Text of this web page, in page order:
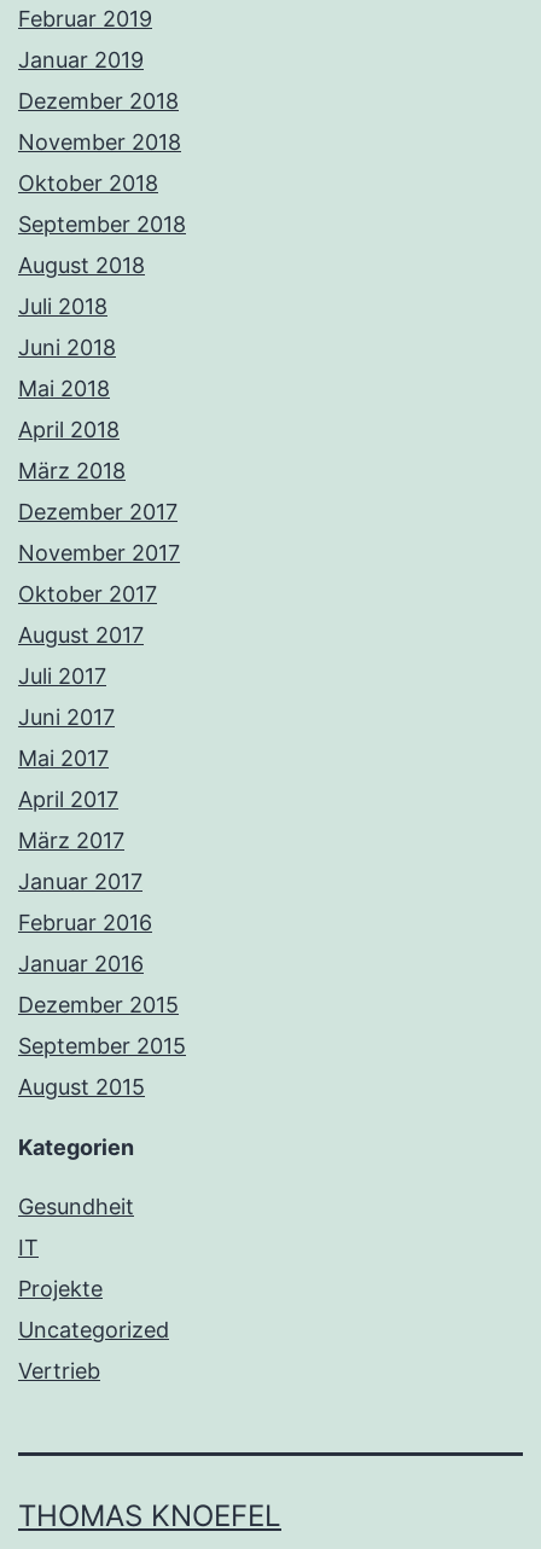
Februar 2019
Januar 2019
Dezember 2018
November 2018
Oktober 2018
September 2018
August 2018
Juli 2018
Juni 2018
Mai 2018
April 2018
März 2018
Dezember 2017
November 2017
Oktober 2017
August 2017
Juli 2017
Juni 2017
Mai 2017
April 2017
März 2017
Januar 2017
Februar 2016
Januar 2016
Dezember 2015
September 2015
August 2015
Kategorien
Gesundheit
IT
Projekte
Uncategorized
Vertrieb
THOMAS KNOEFEL